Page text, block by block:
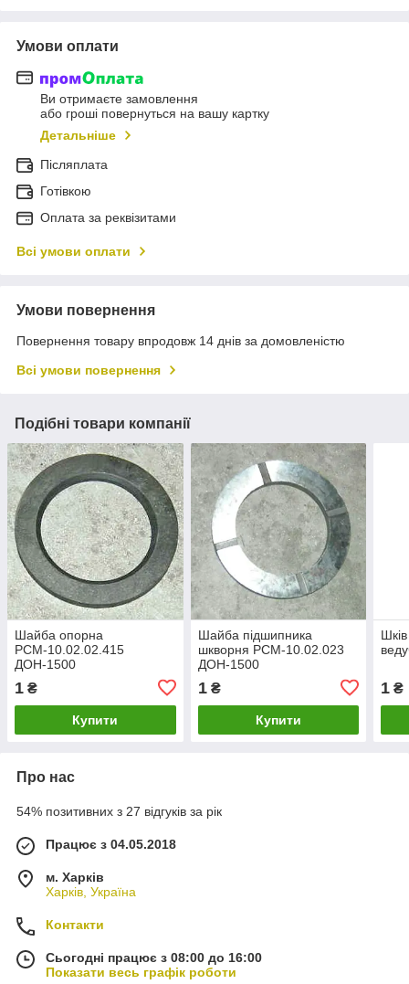
Умови оплати
Ви отримаєте замовлення
або гроші повернуться на вашу картку
Детальніше
Післяплата
Готівкою
Оплата за реквізитами
Всі умови оплати
Умови повернення
Повернення товару впродовж 14 днів за домовленістю
Всі умови повернення
Подібні товари компанії
Шайба опорна
РСМ-10.02.02.415
ДОН-1500
1 ₴
Купити
Шайба підшипника
шкворня РСМ-10.02.023
ДОН-1500
1₴
Купити
1 ₴
Про нас
54% позитивних з 27 відгуків за рік
Працює з 04.05.2018
м. Харків
Харків, Україна
Контакти
Сьогодні працює з 08:00 до 16:00
Показати весь графік роботи